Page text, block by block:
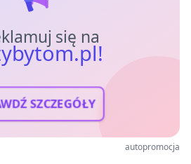
się na
SZCZEGÓŁY
autopromocja